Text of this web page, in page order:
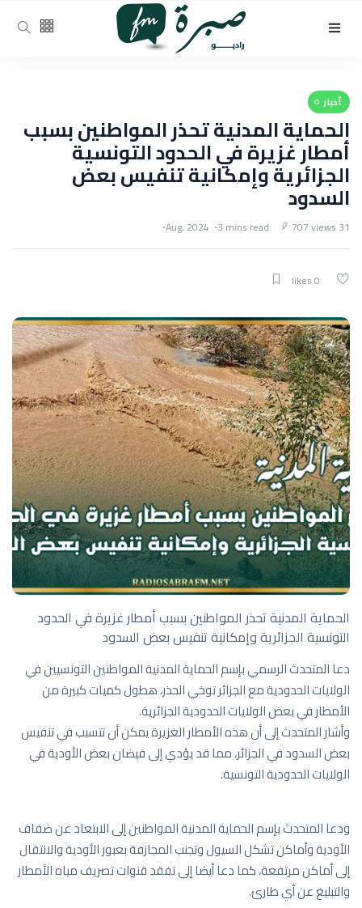
أخبار
الحماية المدنية تحذر المواطنين بسبب
أمطار غزيرة في الحدود التونسية
الجزائرية وإمكانية تنفيس بعض
السدود
31 Aug, 2024
3 mins read 707 views
الحماية المدنية تحذر المواطنين بسبب أمطار غزيرة في الحدود
التونسية الجزائرية وإمكانية تنفيس بعض السدود
دعا المتحدث الرسمي بإسم الحماية المدنية المواطنين التونسيين في
الولايات الحدودية مع الجزائر توخي الحذر، هطول كميات كبيرة من
الأمطار في بعض الولايات الحدودية الجزائرية.
وأشار المتحدث إلى أن هذه الأمطار الغزيرة يمكن أن تتسبب في تنفيس
بعض السدود في الجزائر، مما قد يؤدي إلى فيضان بعض الأودية في
الولايات الحدودية التونسية.
ودعا المتحدث بإسم الحماية المدنية المواطنين إلى الابتعاد عن ضفاف
الأودية وأماكن تشكل السيول وتجنب المجازفة بعبور الأودية والانتقال
إلى أماكن مرتفعة، كما دعا أيضا إلى تفقد قنوات تصريف مياه الأمطار
والتبليغ عن أي طارئ.